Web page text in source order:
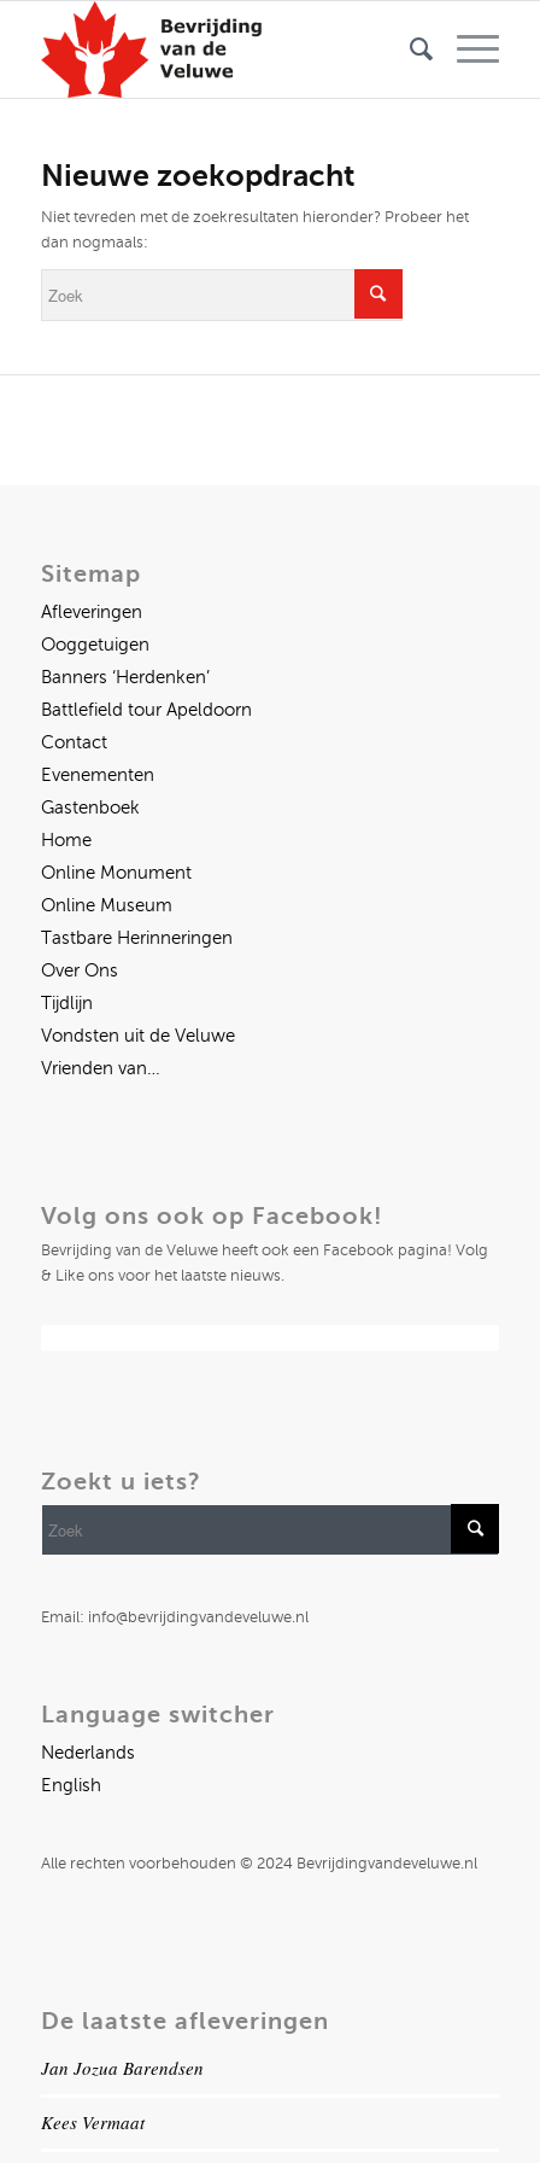
Nieuwe zoekopdracht
Niet tevreden met de zoekresultaten hieronder? Probeer het
dan nogmaals:
Sitemap
Afleveringen
Ooggetuigen
Banners ‘Herdenken’
Battlefield tour Apeldoorn
Contact
Evenementen
Gastenboek
Home
Online Monument
Online Museum
Tastbare Herinneringen
Over Ons
Tijdlijn
Vondsten uit de Veluwe
Vrienden van…
Volg ons ook op Facebook!
Bevrijding van de Veluwe heeft ook een Facebook pagina! Volg
& Like ons voor het laatste nieuws.
Zoekt u iets?
Email: info@bevrijdingvandeveluwe.nl
Language switcher
Nederlands
English
Alle rechten voorbehouden © 2024 Bevrijdingvandeveluwe.nl
De laatste afleveringen
Jan Jozua Barendsen
Kees Vermaat